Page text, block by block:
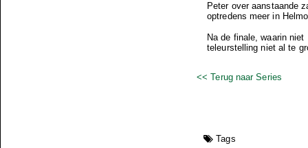
Peter over aanstaande
optredens meer in
Na de finale, waarin
teleurstelling niet al te
<< Terug naar Series
Tags